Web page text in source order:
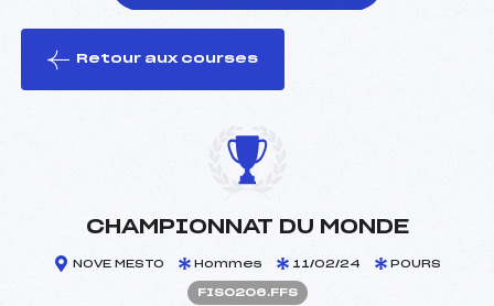
le ski
Retour aux courses
CHAMPIONNAT DU MONDE
NOVE MESTO Hommes 11/02/24 POURS
FIS0206.FFS